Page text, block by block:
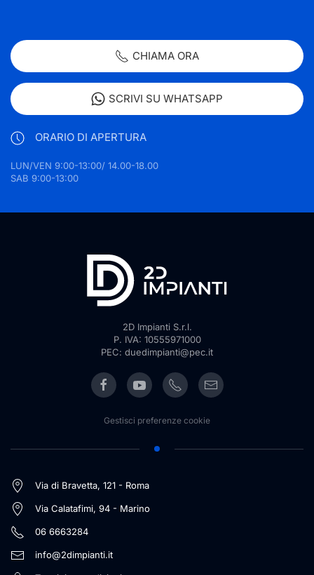
CHIAMA ORA
SCRIVI SU WHATSAPP
ORARIO DI APERTURA
LUN/VEN 9:00-13:00/ 14.00-18.00
SAB 9:00-13:00
2D Impianti S.r.l.
P. IVA: 10555971000
PEC: duedimpianti@pec.it
Gestisci preferenze cookie
Via di Bravetta, 121 - Roma
Via Calatafimi, 94 - Marino
06 6663284
info@2dimpianti.it